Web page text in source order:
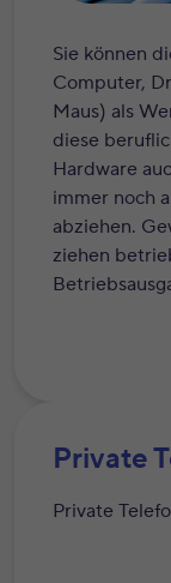
Sie können
Computer,
Maus) als
diese
Hardware
immer noch
abziehen.
ziehen
Private
Private